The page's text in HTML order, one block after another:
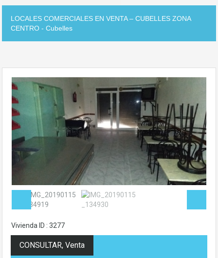
LOCALES COMERCIALES EN VENTA – CUBELLES ZONA
CENTRO - Cubelles
Vivienda ID : 3277
CONSULTAR, Venta